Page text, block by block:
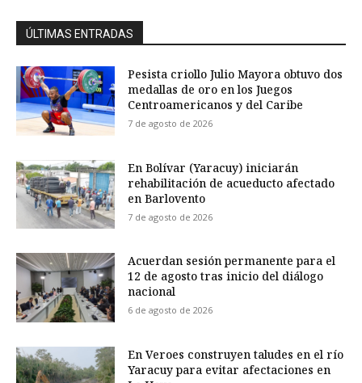
ÚLTIMAS ENTRADAS
Pesista criollo Julio Mayora obtuvo dos
medallas de oro en los Juegos
Centroamericanos y del Caribe
7 de agosto de 2026
En Bolívar (Yaracuy) iniciarán
rehabilitación de acueducto afectado
en Barlovento
7 de agosto de 2026
Acuerdan sesión permanente para el
12 de agosto tras inicio del diálogo
nacional
6 de agosto de 2026
En Veroes construyen taludes en el río
Yaracuy para evitar afectaciones en